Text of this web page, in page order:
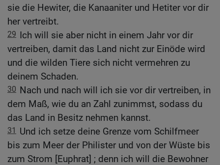
sie die Hewiter, die Kanaaniter und Hetiter vor dir
her vertreibt.
29 Ich will sie aber nicht in einem Jahr vor dir
vertreiben, damit das Land nicht zur Einöde wird
und die wilden Tiere sich nicht vermehren zu
deinem Schaden.
30 Nach und nach will ich sie vor dir vertreiben, in
dem Maß, wie du an Zahl zunimmst, sodass du
das Land in Besitz nehmen kannst.
31 Und ich setze deine Grenze vom Schilfmeer
bis zum Meer der Philister und von der Wüste bis
zum Strom [Euphrat] ; denn ich will die Bewohner